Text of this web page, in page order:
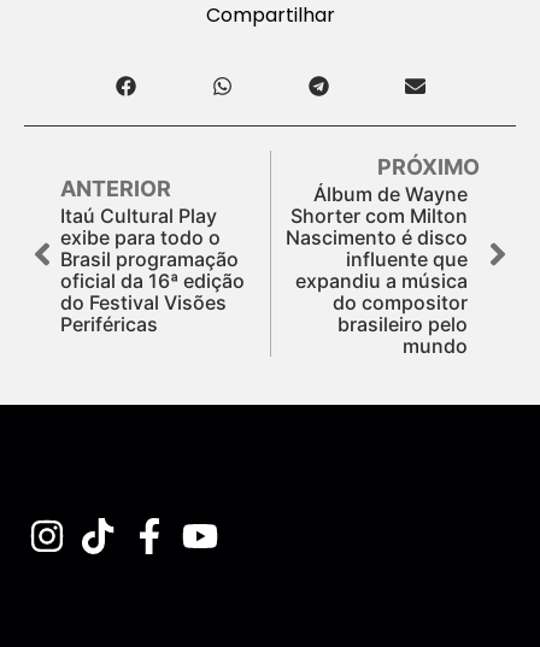
Compartilhar
ANTERIOR
Itaú Cultural Play
exibe para todo o
Brasil programação
oficial da 16ª edição
do Festival Visões
Periféricas
PRÓXIMO
Álbum de Wayne
Shorter com Milton
Nascimento é disco
influente que
expandiu a música
do compositor
brasileiro pelo
mundo